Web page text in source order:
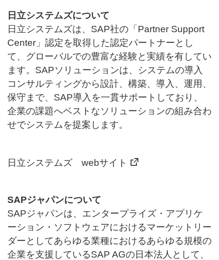
日立システムズについて
日立システムズは、SAP社の「Partner Support
Center」認定を取得した認定パートナーとし
て、グローバルでの豊富な経験と実績を有してい
ます。SAPソリューションは、システムの導入
コンサルティングから設計、構築、導入、運用、
保守まで、SAP導入を一貫サポートしており、
企業の課題へベストなソリューションの組み合わ
せでシステムを提案します。
日立システムズ webサイト
SAPジャパンについて
SAPジャパンは、エンタープライズ・アプリケ
ーション・ソフトウェアにおけるマーケットリー
ダーとしてあらゆる業種におけるあらゆる規模の
企業を支援しているSAP AGの日本法人として、